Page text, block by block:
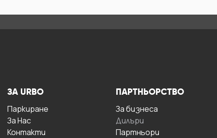
ЗА URBO
Паркиране
За Hас
Контакти
ПАРТНЬОРСТВО
За бизнесa
Дилъри
Партньори